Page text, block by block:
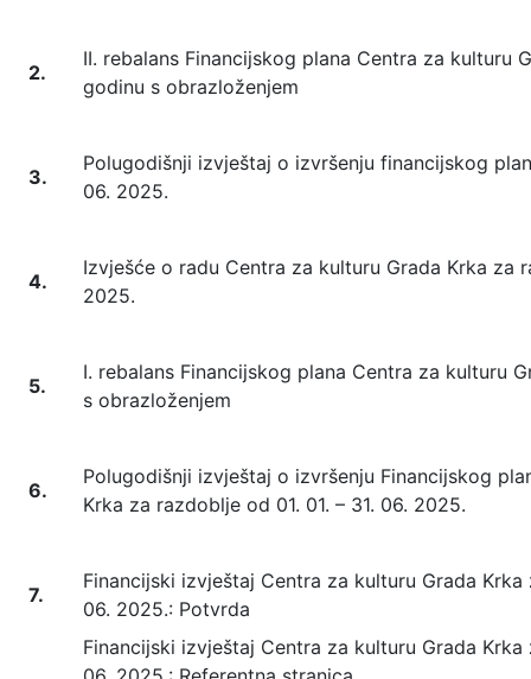
2.
II. rebalans Financijskog plana Centra za kulturu
godinu s obrazloženjem
3.
Polugodišnji izvještaj o izvršenju financijskog
06. 2025.
4.
Izvješće o radu Centra za kulturu Grada Krka za
2025.
5.
I. rebalans Financijskog plana Centra za kulturu
s obrazloženjem
6.
Polugodišnji izvještaj o izvršenju Financijskog
Krka za razdoblje od 01. 01. – 31. 06. 2025.
7.
Financijski izvještaj Centra za kulturu Grada Krka
06. 2025.: Potvrda
Financijski izvještaj Centra za kulturu Grada Krka